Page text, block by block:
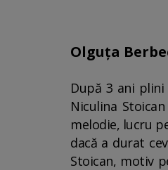
Olguța
După 3 ani
Niculina
melodie, lucru
dacă a durat
Stoican, motiv